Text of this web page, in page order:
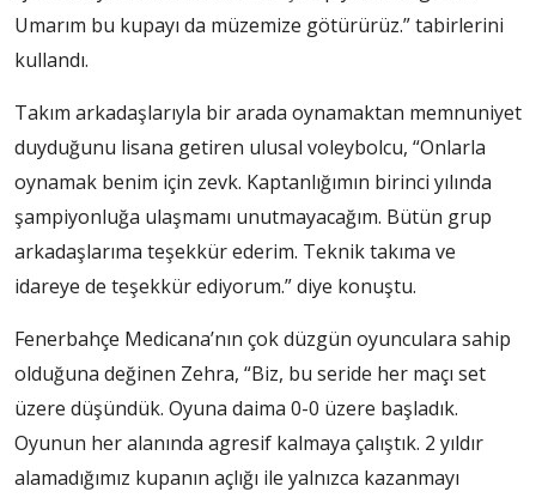
Umarım bu kupayı da müzemize götürürüz.” tabirlerini
kullandı.
Takım arkadaşlarıyla bir arada oynamaktan memnuniyet
duyduğunu lisana getiren ulusal voleybolcu, “Onlarla
oynamak benim için zevk. Kaptanlığımın birinci yılında
şampiyonluğa ulaşmamı unutmayacağım. Bütün grup
arkadaşlarıma teşekkür ederim. Teknik takıma ve
idareye de teşekkür ediyorum.” diye konuştu.
Fenerbahçe Medicana’nın çok düzgün oyunculara sahip
olduğuna değinen Zehra, “Biz, bu seride her maçı set
üzere düşündük. Oyuna daima 0-0 üzere başladık.
Oyunun her alanında agresif kalmaya çalıştık. 2 yıldır
alamadığımız kupanın açlığı ile yalnızca kazanmayı